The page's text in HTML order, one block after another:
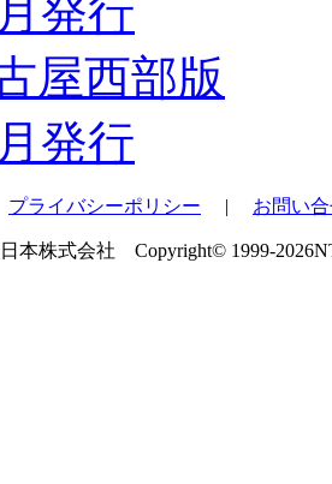
屋西部版
発行
プライバシーポリシー | お問い
本株式会社 Copyright© 1999-